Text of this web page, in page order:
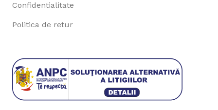
Confidentialitate
Politica de retur